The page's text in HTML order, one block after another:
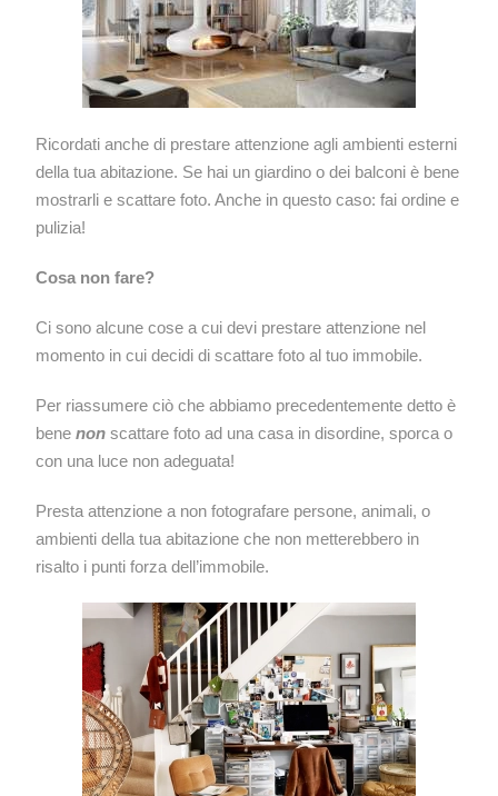
Ricordati anche di prestare attenzione agli ambienti esterni
della tua abitazione. Se hai un giardino o dei balconi è bene
mostrarli e scattare foto. Anche in questo caso: fai ordine e
pulizia!
Cosa non fare?
Ci sono alcune cose a cui devi prestare attenzione nel
momento in cui decidi di scattare foto al tuo immobile.
Per riassumere ciò che abbiamo precedentemente detto è
bene non scattare foto ad una casa in disordine, sporca o
con una luce non adeguata!
Presta attenzione a non fotografare persone, animali, o
ambienti della tua abitazione che non metterebbero in
risalto i punti forza dell’immobile.